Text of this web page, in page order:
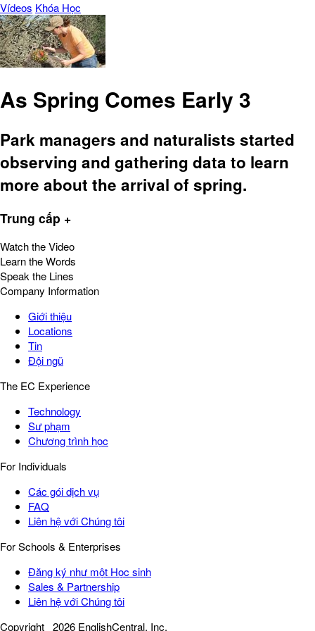
Vídeos Khóa Học
As Spring Comes Early 3
Park managers and naturalists started
observing and gathering data to learn
more about the arrival of spring.
Trung cấp +
Watch the Video
Learn the Words
Speak the Lines
Company Information
Giới thiệu
Locations
Tin
Đội ngũ
The EC Experience
Technology
Sư phạm
Chương trình học
For Individuals
Các gói dịch vụ
FAQ
Liên hệ với Chúng tôi
For Schools & Enterprises
Đăng ký như một Học sinh
Sales & Partnership
Liên hệ với Chúng tôi
Copyright 2026 EnglishCentral, Inc.